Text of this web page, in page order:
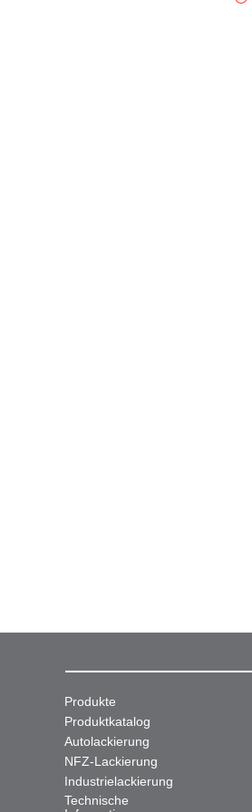
Produkte
Produktkatalog
Autolackierung
NFZ-Lackierung
Industrielackierung
Technische